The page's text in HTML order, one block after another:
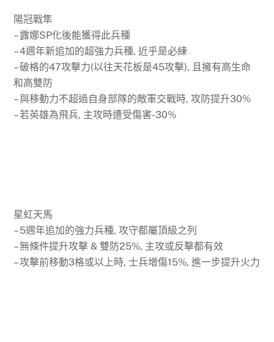
陽冠戰隼
– 露娜SP化後能獲得此兵種
– 4週年新追加的超強力兵種, 近乎是必練
– 破格的47攻擊力(以往天花板是45攻擊), 且擁有高生命
和高雙防
– 與移動力不超過自身部隊的敵軍交戰時, 攻防提升30%
– 若英雄為飛兵, 主攻時遭受傷害-30%
星虹天馬
– 5週年追加的強力兵種, 攻守都屬頂級之列
– 無條件提升攻擊 & 雙防25%, 主攻或反擊都有效
– 攻擊前移動3格或以上時, 士兵增傷15%, 進一步提升火力